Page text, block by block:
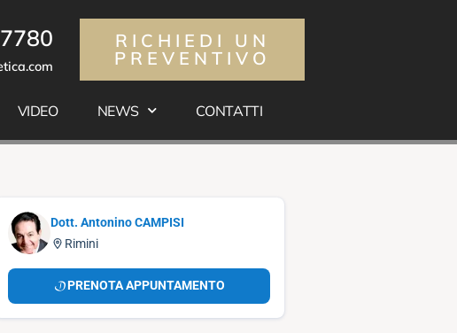
RICHIEDI UN
PREVENTIVO
VIDEO NEWS CONTATTI
Dott. Antonino CAMPISI
Rimini
PRENOTA APPUNTAMENTO